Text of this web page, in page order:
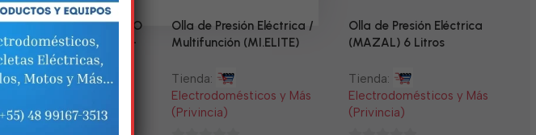
Eléctrico (MODELO
R) 60V/45~52AH-
Olla de Presión Eléctrica /
Multifunción (MI.ELITE)
Tienda:
Electrodomésticos y Más
(Privincia)
Olla de Presión Eléctrica
(MAZAL) 6 Litros
Tienda:
Electrodomésticos y Más
(Privincia)